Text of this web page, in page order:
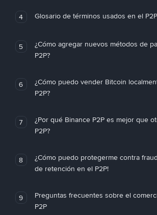
4 Glosario de términos usados en el P2P
5
¿Cómo agregar nuevos métodos de
P2P?
6
¿Cómo puedo vender Bitcoin
P2P?
7
¿Por qué Binance P2P es mejor que
P2P?
8
¿Cómo puedo protegerme contra
de retención en el P2P!
9
Preguntas frecuentes sobre el
P2P